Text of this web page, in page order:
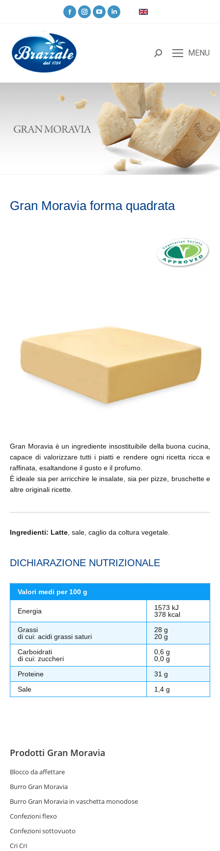
MENU
Gran Moravia forma quadrata
Gran Moravia è un ingrediente insostituibile della buona cucina,
capace di valorizzare tutti i piatti e rendere ogni ricetta ricca e
raffinata, esaltandone il gusto e il profumo.
È ideale sia per arricchire le insalate, sia per pizze, bruschette e
altre originali ricette.
Ingredienti: Latte, sale, caglio da coltura vegetale.
DICHIARAZIONE NUTRIZIONALE
Valori medi per 100 g
Energia
1573 kJ
378 kcal
Grassi
di cui: acidi grassi saturi
28 g
20 g
Carboidrati
di cui: zuccheri
0,6 g
0,0 g
Proteine
31 g
Sale
1,4 g
Prodotti Gran Moravia
Blocco da affettare
Burro Gran Moravia
Burro Gran Moravia in vaschetta monodose
Confezioni flexo
Confezioni sottovuoto
Cri Cri